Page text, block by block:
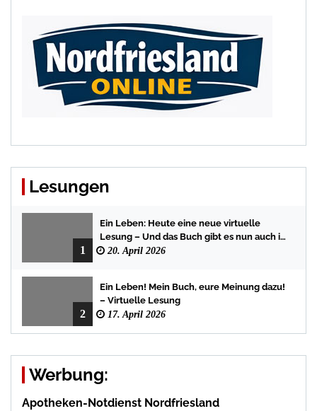
Lesungen
1
Ein Leben: Heute eine neue virtuelle
Lesung – Und das Buch gibt es nun auch in
der Bredstedter Stadtbuchhandlung
20. April 2026
2
Ein Leben! Mein Buch, eure Meinung dazu!
– Virtuelle Lesung
17. April 2026
Werbung:
Apotheken-Notdienst Nordfriesland